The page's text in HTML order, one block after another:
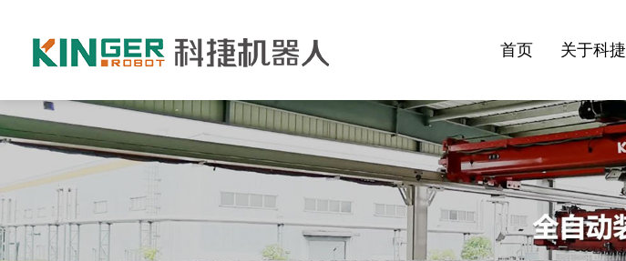
首页 关于科捷